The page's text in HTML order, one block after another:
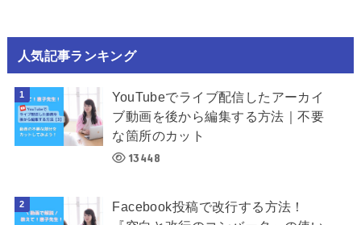
人気記事ランキング
YouTubeでライブ配信したアーカイ
ブ動画を後から編集する方法｜不要
な箇所のカット
13448
Facebook投稿で改行する方法！